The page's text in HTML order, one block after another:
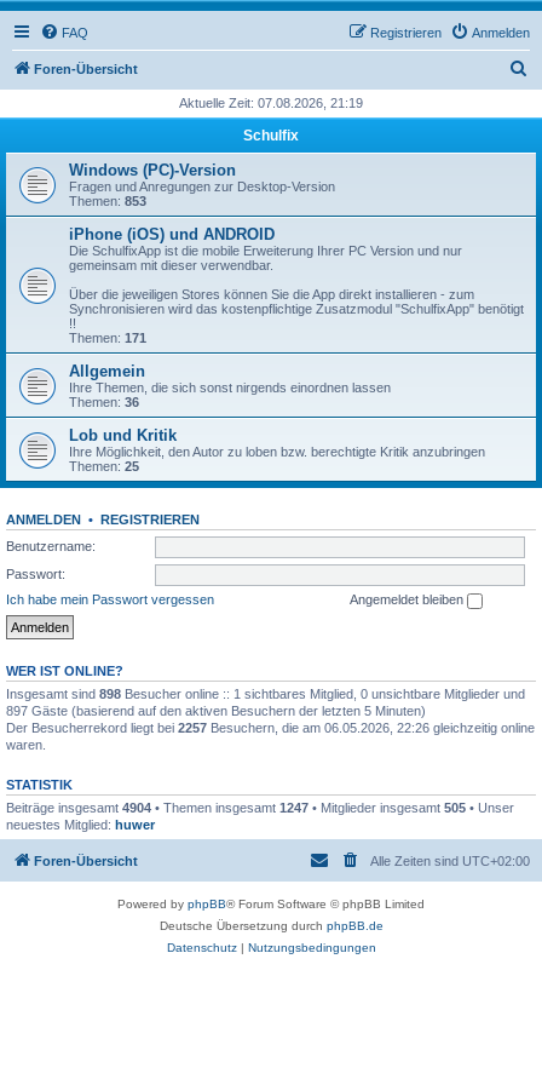
FAQ Anmelden
Registrieren
Foren-Übersicht
h
Aktuelle Zeit: 07.08.2026, 21:19
Schulfix
Windows (PC)-Version
Fragen und Anregungen zur Desktop-Version
Themen: 853
iPhone (iOS) und ANDROID
Die SchulfixApp ist die mobile Erweiterung Ihrer PC Version und nur
gemeinsam mit dieser verwendbar.
Über die jeweiligen Stores können Sie die App direkt installieren - zum
Synchronisieren wird das kostenpflichtige Zusatzmodul "SchulfixApp" benötigt
!!
Themen: 171
Allgemein
Ihre Themen, die sich sonst nirgends einordnen lassen
Themen: 36
Lob und Kritik
Ihre Möglichkeit, den Autor zu loben bzw. berechtigte Kritik anzubringen
Themen: 25
ANMELDEN • REGISTRIEREN
Benutzername:
Passwort:
Ich habe mein Passwort vergessen
Angemeldet bleiben
WER IST ONLINE?
Insgesamt sind 898 Besucher online :: 1 sichtbares Mitglied, 0 unsichtbare Mitglieder und
897 Gäste (basierend auf den aktiven Besuchern der letzten 5 Minuten)
Der Besucherrekord liegt bei 2257 Besuchern, die am 06.05.2026, 22:26 gleichzeitig online
waren.
STATISTIK
Beiträge insgesamt 4904 • Themen insgesamt 1247 • Mitglieder insgesamt 505 • Unser
neuestes Mitglied: huwer
Foren-Übersicht Alle Zeiten sind UTC+02:00
Powered by phpBB® Forum Software © phpBB Limited
Deutsche Übersetzung durch phpBB.de
Datenschutz| Nutzungsbedingungen